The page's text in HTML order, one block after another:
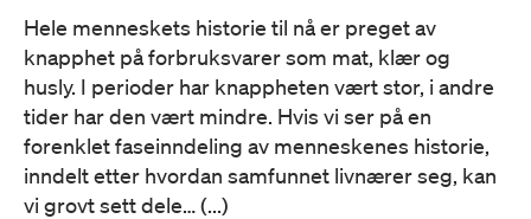
Hele menneskets historie til nå er preget av
knapphet på forbruksvarer som mat, klær og
husly. I perioder har knappheten vært stor, i andre
tider har den vært mindre. Hvis vi ser på en
forenklet faseinndeling av menneskenes historie,
inndelt etter hvordan samfunnet livnærer seg, kan
vi grovt sett dele… (...)